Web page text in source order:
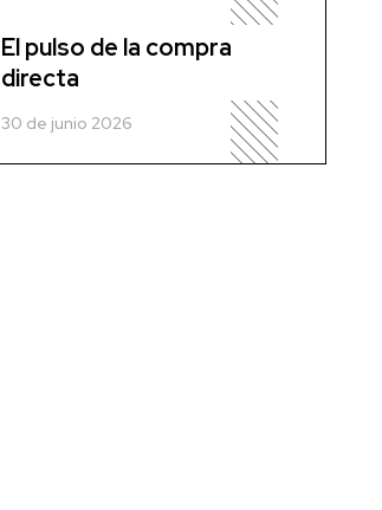
El pulso de la compra
directa
30 de junio 2026